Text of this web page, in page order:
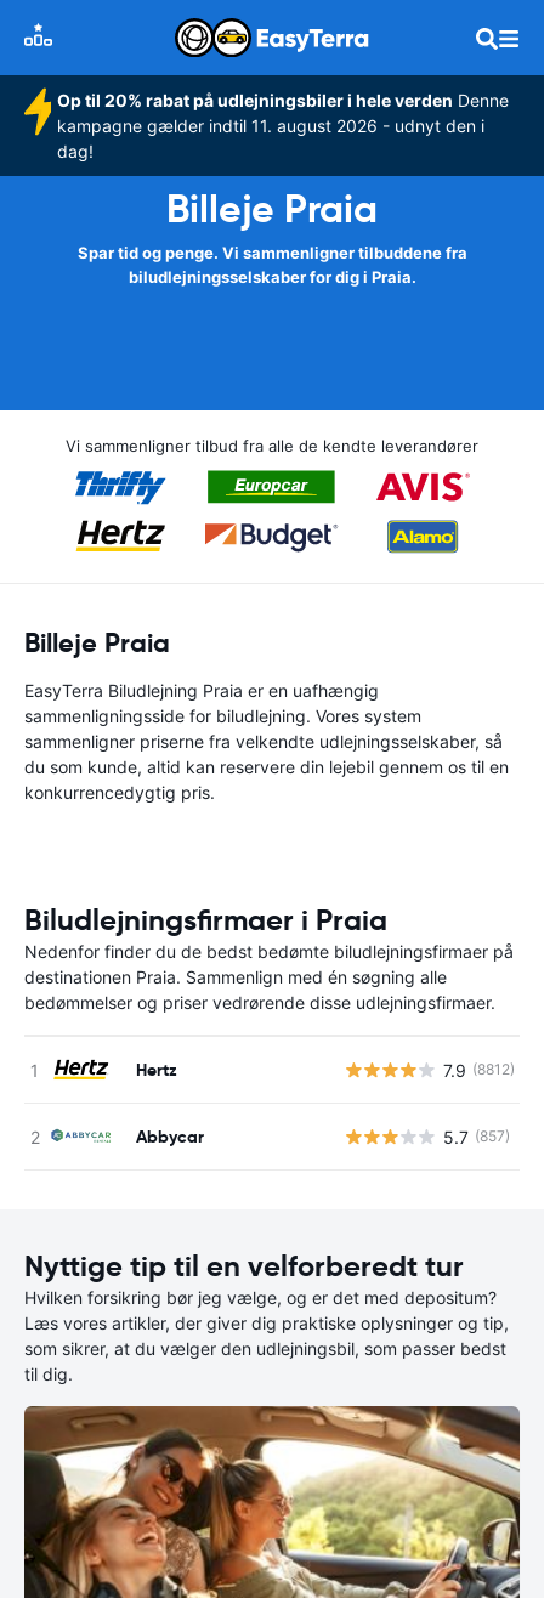
Op til 20% rabat på udlejningsbiler i hele verden Denne
kampagne gælder indtil 11. august 2026 - udnyt den i
dag!
Billeje Praia
Spar tid og penge. Vi sammenligner tilbuddene fra
biludlejningsselskaber for dig i Praia.
Vi sammenligner tilbud fra alle de kendte leverandører
Billeje Praia
EasyTerra Biludlejning Praia er en uafhængig
sammenligningsside for biludlejning. Vores system
sammenligner priserne fra velkendte udlejningsselskaber, så
du som kunde, altid kan reservere din lejebil gennem os til en
konkurrencedygtig pris.
Biludlejningsfirmaer i Praia
Nedenfor finder du de bedst bedømte biludlejningsfirmaer på
destinationen Praia. Sammenlign med én søgning alle
bedømmelser og priser vedrørende disse udlejningsfirmaer.
Hertz 7.9 (8812)
Abbycar 5.7 (857)
Nyttige tip til en velforberedt tur
Hvilken forsikring bør jeg vælge, og er det med depositum?
Læs vores artikler, der giver dig praktiske oplysninger og tip,
som sikrer, at du vælger den udlejningsbil, som passer bedst
til dig.